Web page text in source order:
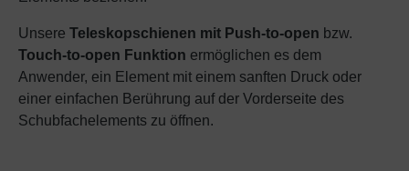
Unsere Teleskopschienen mit Push-to-open bzw.
Touch-to-open Funktion ermöglichen es dem
Anwender, ein Element mit einem sanften Druck oder
einer einfachen Berührung auf der Vorderseite des
Schubfachelements zu öffnen.